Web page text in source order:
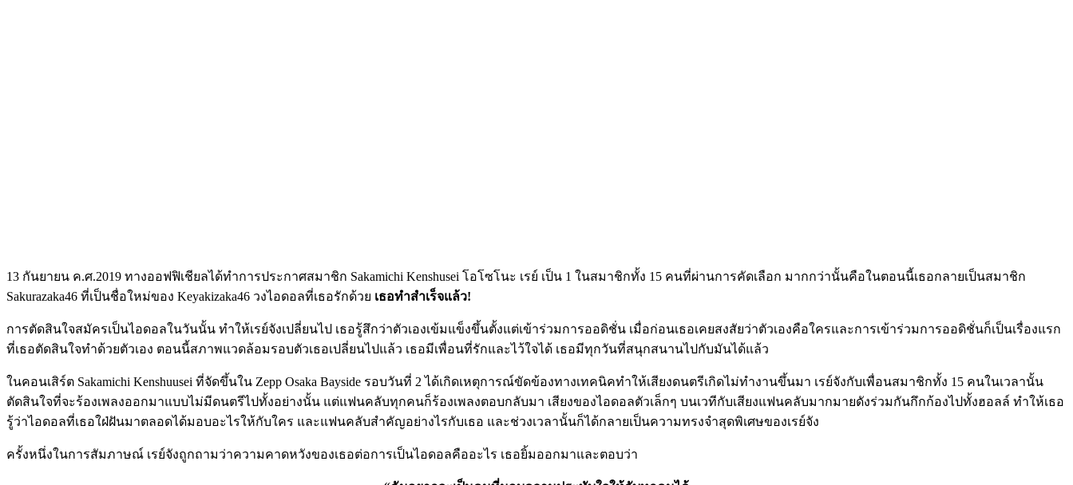
13 กันยายน ค.ศ.2019 ทางออฟฟิเชียลได้ทำการประกาศสมาชิก Sakamichi Kenshusei โอโซโนะ เรย์ เป็น 1 ในสมาชิกทั้ง 15 คนที่ผ่านการคัดเลือก มากกว่านั้นคือในตอนนี้เธอกลายเป็นสมาชิก
Sakurazaka46 ที่เป็นชื่อใหม่ของ Keyakizaka46 วงไอดอลที่เธอรักด้วย เธอทำสำเร็จแล้ว!
การตัดสินใจสมัครเป็นไอดอลในวันนั้น ทำให้เรย์จังเปลี่ยนไป เธอรู้สึกว่าตัวเองเข้มแข็งขึ้นตั้งแต่เข้าร่วมการออดิชั่น เมื่อก่อนเธอเคยสงสัยว่าตัวเองคือใครและการเข้าร่วมการออดิชั่นก็เป็นเรื่องแรก
ที่เธอตัดสินใจทำด้วยตัวเอง ตอนนี้สภาพแวดล้อมรอบตัวเธอเปลี่ยนไปแล้ว เธอมีเพื่อนที่รักและไว้ใจได้ เธอมีทุกวันที่สนุกสนานไปกับมันได้แล้ว
ในคอนเสิร์ต Sakamichi Kenshuusei ที่จัดขึ้นใน Zepp Osaka Bayside รอบวันที่ 2 ได้เกิดเหตุการณ์ขัดข้องทางเทคนิคทำให้เสียงดนตรีเกิดไม่ทำงานขึ้นมา เรย์จังกับเพื่อนสมาชิกทั้ง 15 คนในเวลานั้น
ตัดสินใจที่จะร้องเพลงออกมาแบบไม่มีดนตรีไปทั้งอย่างนั้น แต่แฟนคลับทุกคนก็ร้องเพลงตอบกลับมา เสียงของไอดอลตัวเล็กๆ บนเวทีกับเสียงแฟนคลับมากมายดังร่วมกันกึกก้องไปทั้งฮอลล์ ทำให้เธอ
รู้ว่าไอดอลที่เธอใฝ่ฝันมาตลอดได้มอบอะไรให้กับใคร และแฟนคลับสำคัญอย่างไรกับเธอ และช่วงเวลานั้นก็ได้กลายเป็นความทรงจำสุดพิเศษของเรย์จัง
ครั้งหนึ่งในการสัมภาษณ์ เรย์จังถูกถามว่าความคาดหวังของเธอต่อการเป็นไอดอลคืออะไร เธอยิ้มออกมาและตอบว่า